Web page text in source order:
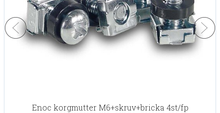
Enoc korgmutter M6+skruv+bricka 4st/fp